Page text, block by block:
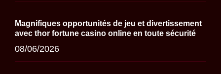
Magnifiques opportunités de jeu et divertissement
avec thor fortune casino online en toute sécurité
08/06/2026